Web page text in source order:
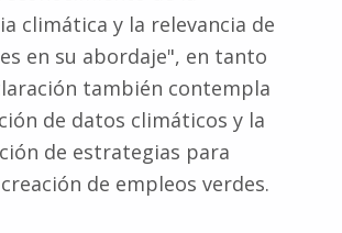
climática y la relevancia de
en su abordaje", en tanto
también contempla
de datos climáticos y la
de estrategias para
de empleos verdes.